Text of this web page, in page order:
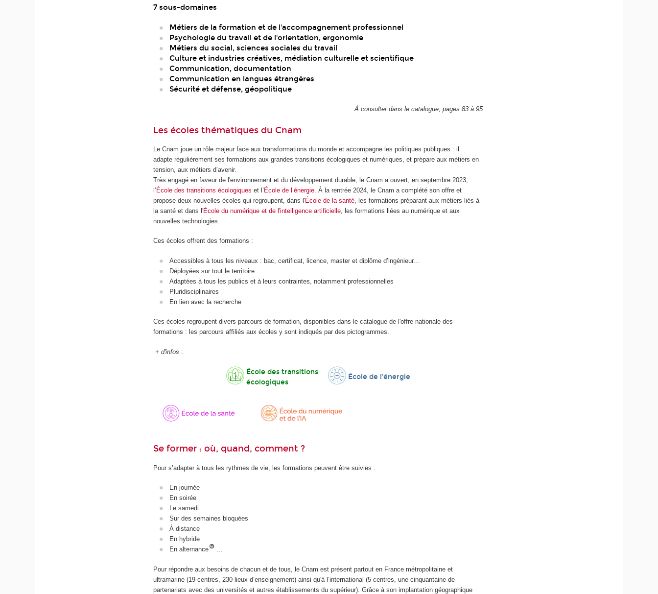
7 sous-domaines
Métiers de la formation et de l'accompagnement professionnel
Psychologie du travail et de l'orientation, ergonomie
Métiers du social, sciences sociales du travail
Culture et industries créatives, médiation culturelle et scientifique
Communication, documentation
Communication en langues étrangères
Sécurité et défense, géopolitique
À consulter dans le catalogue, pages 83 à 95
Les écoles thématiques du Cnam
Le Cnam joue un rôle majeur face aux transformations du monde et accompagne les politiques publiques : il
adapte régulièrement ses formations aux grandes transitions écologiques et numériques, et prépare aux métiers en
tension, aux métiers d’avenir.
Très engagé en faveur de l'environnement et du développement durable, le Cnam a ouvert, en septembre 2023,
l’ École des transitions écologiques et l’ École de l’énergie . À la rentrée 2024, le Cnam a complété son offre et
propose deux nouvelles écoles qui regroupent, dans l'École de la santé , les formations préparant aux métiers liés à
la santé et dans l'École du numérique et de l'intelligence artificielle , les formations liées au numérique et aux
nouvelles technologies.
Ces écoles offrent des formations :
Accessibles à tous les niveaux : bac, certificat, licence, master et diplôme d’ingénieur...
Déployées sur tout le territoire
Adaptées à tous les publics et à leurs contraintes, notamment professionnelles
Pluridisciplinaires
En lien avec la recherche
Ces écoles regroupent divers parcours de formation, disponibles dans le catalogue de l'offre nationale des
formations : les parcours affiliés aux écoles y sont indiqués par des pictogrammes.
+ d'infos :
École des transitions
écologiques
École de l'énergie
Se former : où, quand, comment ?
Pour s’adapter à tous les rythmes de vie, les formations peuvent être suivies :
En journée
En soirée
Le samedi
Sur des semaines bloquées
À distance
En hybride
En alternance
…
Pour répondre aux besoins de chacun et de tous, le Cnam est présent partout en France métropolitaine et
ultramarine (19 centres, 230 lieux d’enseignement) ainsi qu'à l’international (5 centres, une cinquantaine de
partenariats avec des universités et autres établissements du supérieur). Grâce à son implantation géographique